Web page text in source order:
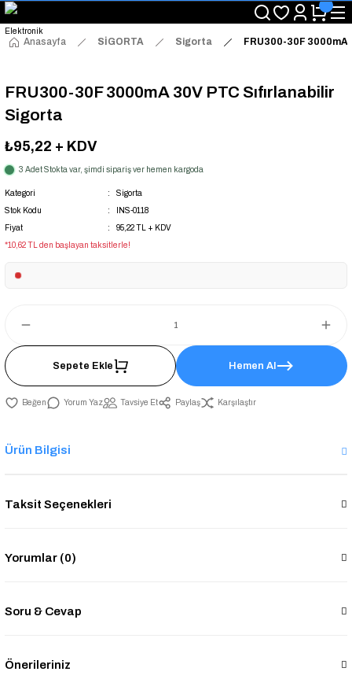
"Saat 14:00'a Kadar Verilen Siparişlerde Aynı Gün Kargo Avantajı!
"Binlerce Ürün Çeşitliliği ile Stoktan Hemen Teslim."
"Toptan Fiyatına Perakende Satış Avantajını Kaçırmayın!"
Anasayfa SİGORTA Sigorta FRU300-30F 3000mA
FRU300-30F 3000mA 30V PTC Sıfırlanabilir
Sigorta
₺95,22 + KDV
3 Adet Stokta var, şimdi sipariş ver hemen kargoda
Kategori
Sigorta
Stok Kodu
INS-0118
Fiyat
95,22 TL + KDV
*10,62 TL den başlayan taksitlerle!
Sepete Ekle Hemen Al
Yorum Yaz Tavsiye Et Paylaş Karşılaştır
Ürün Bilgisi
Taksit Seçenekleri
Yorumlar (0)
Soru & Cevap
Önerileriniz